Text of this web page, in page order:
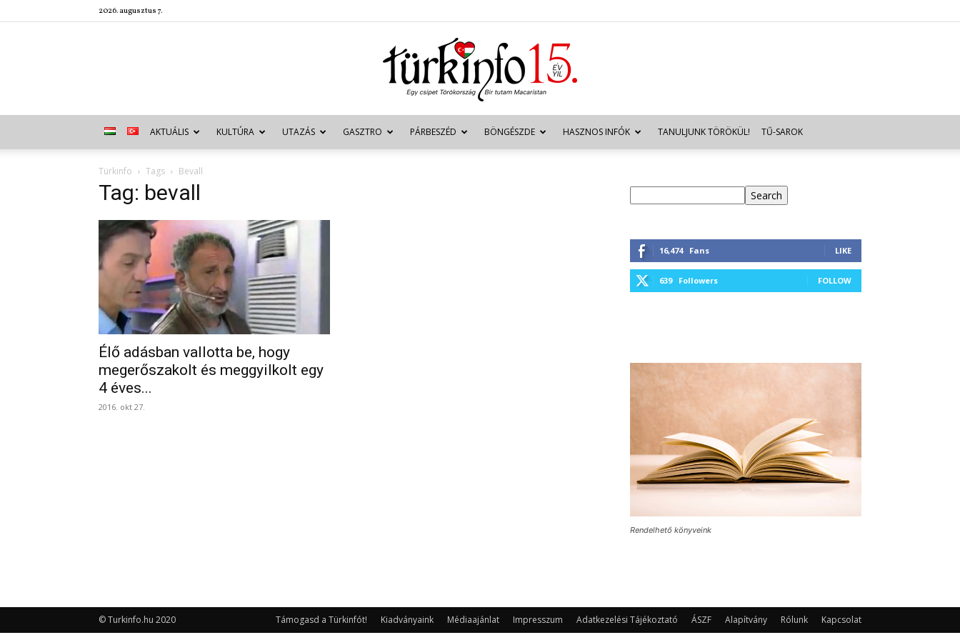
2026. augusztus 7.
Türkinfo
AKTUÁLIS KULTÚRA UTAZÁS GASZTRO PÁRBESZÉD BÖNGÉSZDE HASZNOS INFÓK TANULJUNK TÖRÖKÜL! TŰ-SAROK
Türkinfo Tags Bevall
Tag: bevall
Élő adásban vallotta be, hogy
megerőszakolt és meggyilkolt egy
4 éves...
2016. okt 27.
Search
16,474 Fans LIKE
639 Followers FOLLOW
Rendelhető könyveink
Támogasd a Türkinfót! Kiadványaink Médiaajánlat Impresszum Adatkezelési Tájékoztató ÁSZF Alapítvány Rólunk Kapcsolat
© Turkinfo.hu 2020